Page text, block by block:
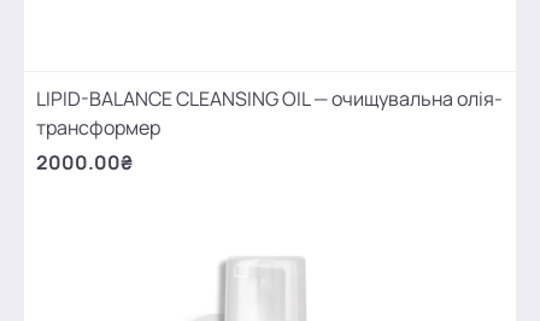
LIPID-BALANCE CLEANSING OIL — очищувальна олія-
трансформер
2000.00₴